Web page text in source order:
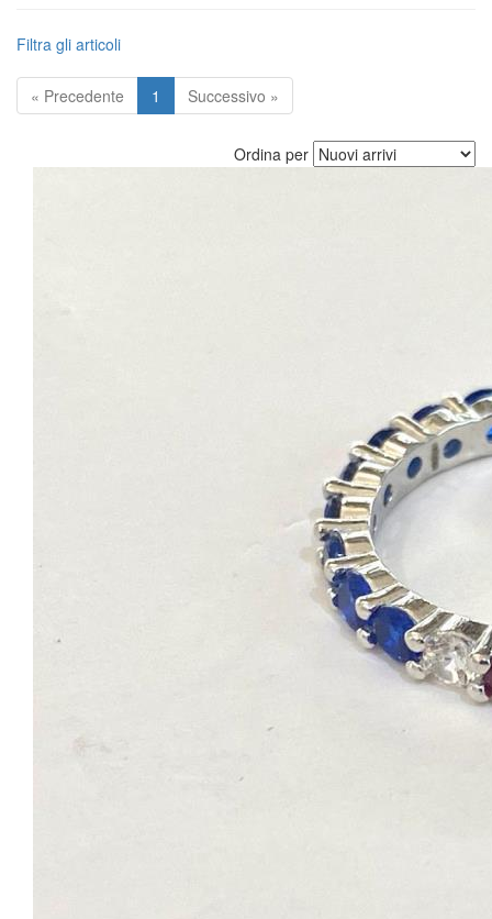
Filtra gli articoli
« Precedente 1 Successivo »
Ordina per